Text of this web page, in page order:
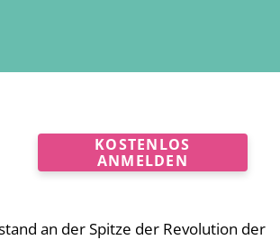
KOSTENLOS
ANMELDEN
an der Spitze der Revolution der